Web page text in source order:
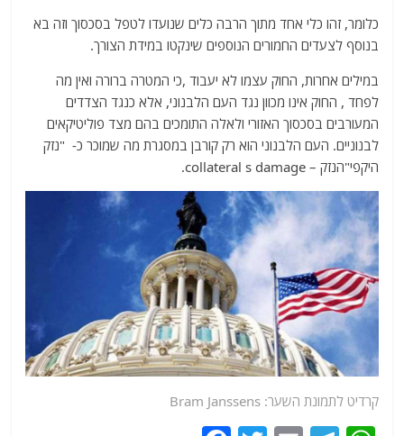
כלומר, זהו כלי אחד מתוך הרבה כלים שנועדו לטפל בסכסוך וזה בא
בנוסף לצעדים החמורים הנוספים שינקטו במידת הצורך.
במילים אחרות, החוק עצמו לא יעבוד ,כי המטרה ברורה ואין מה
לפחד , החוק אינו מכוון נגד העם הלבנוני, אלא כנגד הצדדים
המעורבים בסכסוך האזורי ולאלה התומכים בהם מצד פוליטיקאים
לבנוניים. העם הלבנוני הוא רק קורבן במסגרת מה שמוכר כ- "נזק
היקפי"הנזק – collateral s damage.
קרדיט לתמונת השער:Bram Janssens